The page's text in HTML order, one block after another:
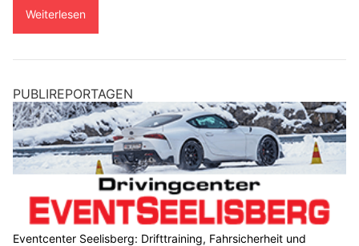
Weiterlesen
PUBLIREPORTAGEN
Eventcenter Seelisberg: Drifttraining, Fahrsicherheit und